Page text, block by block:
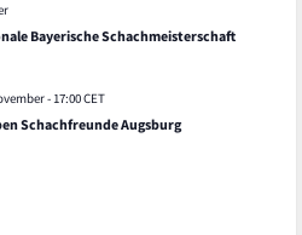
Bayerische Schachmeisterschaft
- 17:00CET
Schachfreunde Augsburg